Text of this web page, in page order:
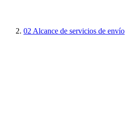
02 Alcance de servicios de envío